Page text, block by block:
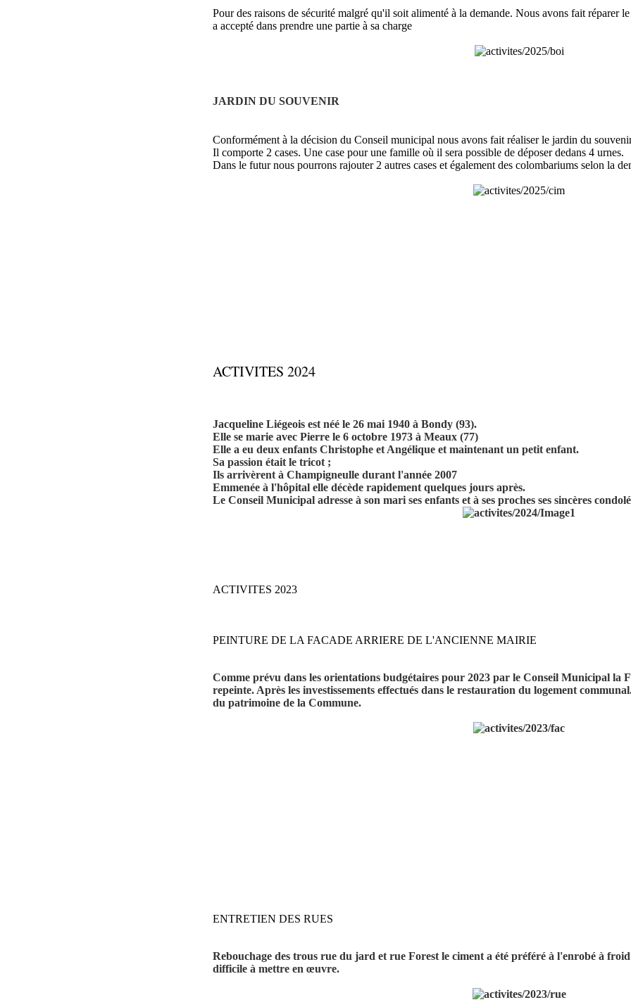
Pour des raisons de sécurité malgré qu'il soit alimenté à la demande. Nous avons fait réparer
a accepté dans prendre une partie à sa charge
JARDIN DU SOUVENIR
Conformément à la décision du Conseil municipal nous avons fait réaliser le jardin du
Il comporte 2 cases. Une case pour une famille où il sera possible de déposer dedans 4 urnes.
Dans le futur nous pourrons rajouter 2 autres cases et également des colombariums selon la
ACTIVITES 2024
Jacqueline Liégeois est néé le 26 mai 1940 à Bondy (93).
Elle se marie avec Pierre le 6 octobre 1973 à Meaux (77)
Elle a eu deux enfants Christophe et Angélique et maintenant un petit enfant.
Sa passion était le tricot ;
Ils arrivèrent à Champigneulle durant l'année 2007
Emmenée à l'hôpital elle décède rapidement quelques jours après.
Le Conseil Municipal adresse à son mari ses enfants et à ses proches ses sincères
ACTIVITES 2023
PEINTURE DE LA FACADE ARRIERE DE L'ANCIENNE MAIRIE
Comme prévu dans les orientations budgétaires pour 2023 par le Conseil Municipal la
repeinte. Après les investissements effectués dans le restauration du logement
du patrimoine de la Commune.
ENTRETIEN DES RUES
Rebouchage des trous rue du jard et rue Forest le ciment a été préféré à l'enrobé à
difficile à mettre en œuvre.